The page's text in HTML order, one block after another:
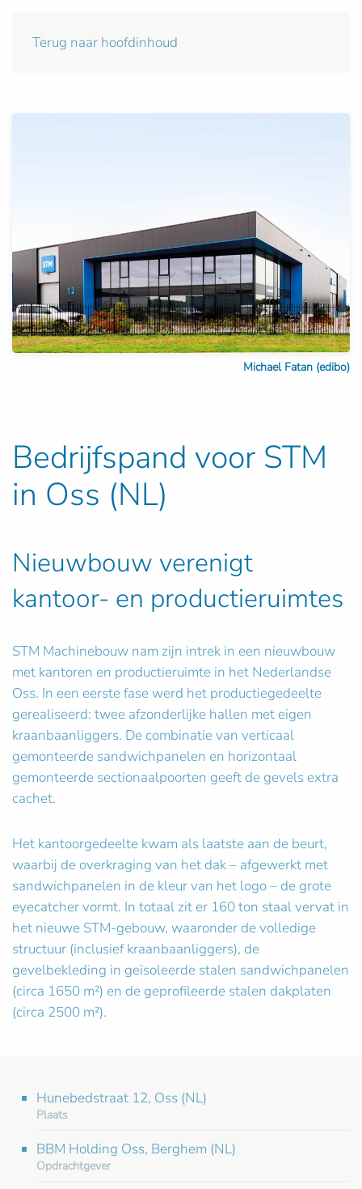
Terug naar hoofdinhoud
Michael Fatan (edibo)
Bedrijfspand voor STM
in Oss (NL)
Nieuwbouw verenigt
kantoor- en productieruimtes
STM Machinebouw nam zijn intrek in een nieuwbouw
met kantoren en productieruimte in het Nederlandse
Oss. In een eerste fase werd het productiegedeelte
gerealiseerd: twee afzonderlijke hallen met eigen
kraanbaanliggers. De combinatie van verticaal
gemonteerde sandwichpanelen en horizontaal
gemonteerde sectionaalpoorten geeft de gevels extra
cachet.
Het kantoorgedeelte kwam als laatste aan de beurt,
waarbij de overkraging van het dak – afgewerkt met
sandwichpanelen in de kleur van het logo – de grote
eyecatcher vormt. In totaal zit er 160 ton staal vervat in
het nieuwe STM-gebouw, waaronder de volledige
structuur (inclusief kraanbaanliggers), de
gevelbekleding in geïsoleerde stalen sandwichpanelen
(circa 1650 m²) en de geprofileerde stalen dakplaten
(circa 2500 m²).
Hunebedstraat 12, Oss (NL)
Plaats
BBM Holding Oss, Berghem (NL)
Opdrachtgever